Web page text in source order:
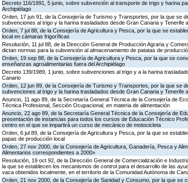
Decreto 116/1991, 5 junio, sobre subvención al transporte de trigo y harina
Archipiélago
Orden, 17 jun 91, de la Consejería de Turismo y Transportes, por la que se
subvenciones al trigo y la harina trasladados desde Gran Canaria y Tenerife
Orden, 7 jul 88, de la Consejería de Agricultura y Pesca, por la que se
local en cámaras frigoríficas
Resolución, 11 jul 88, de la Dirección General de Producción Agraria y
dictan normas para la subvención al almacenamiento de patatas de
Orden, 19 sep 88, de la Consejería de Agricultura y Pesca, por la que se
enseñanzas agroalimentarias fuera del Archipiélago
Decreto 139/1989, 1 junio, sobre subvenciones al trigo y a la harina
Canario
Orden, 12 jun 89, de la Consejería de Turismo y Transportes, por la que se
subvenciones al trigo y la harina trasladados desde Gran Canaria y Tenerife
Anuncio, 11 ago 89, de la Secretaría General Técnica de la Consejería de
Técnica Profesional, Sección Ocupacional, en materia de alimentación
Anuncio, 22 ago 89, de la Secretaría General Técnica de la Consejería de
presentación de instancias para todos los cursos de Educación Técnico
centro en el que se impartirá un curso de mecánico de motocicleta
Orden, 6 jul 89, de la Consejería de Agricultura y Pesca, por la que se
papas de producción local
Orden, 27 nov 2000, de la Consejería de Agricultura, Ganadería, Pesca y
Alimentarios correspondientes a 2000»
Resolución, 19 oct 92, de la Dirección General de Comercialización e
la que se establecen los mecanismos de control para el desarrollo de las
vaca obtenidos localmente, en el territorio de la Comunidad Autónoma de
Orden, 21 nov 2000, de la Consejería de Sanidad y Consumo, por la que se